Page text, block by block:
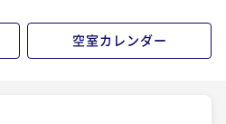
空室カレンダー